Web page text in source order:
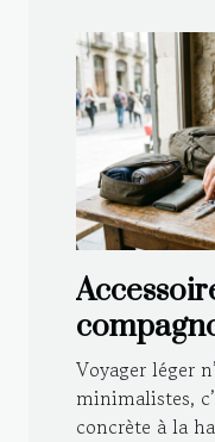
voyager
Voyager léger
minimalistes,
concrète à la